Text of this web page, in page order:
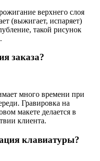
верхнего слоя
(выжигает, испаряет)
такой рисунок
заказа?
много времени при
Гравировка на
макете делается в
клиента.
клавиатуры?